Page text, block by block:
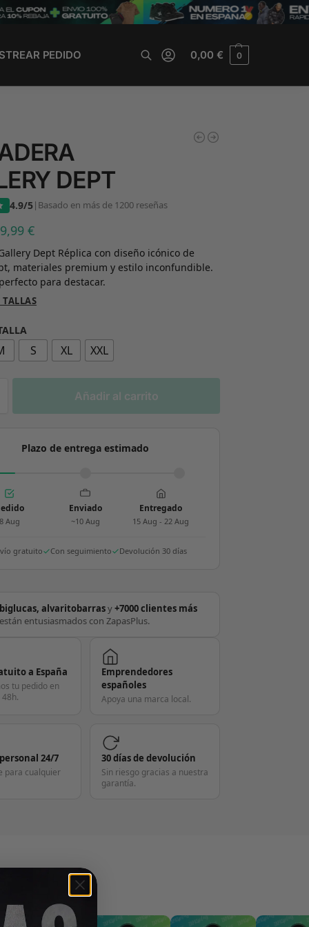
PEDIDO 0,00€ 0
DEPT
4.9/5| Basado en más de 1200 reseñas
€
Dept Réplica con diseño icónico de
materiales premium y estilo inconfundible.
para destacar.
S XL XXL
Añadir al carrito
Plazo de entrega estimado
Aug
Enviado
~10 Aug
Entregado
15 Aug - 22 Aug
gratuito Con seguimiento Devolución 30 días
biglucas, alvaritobarrasy+7000 clientes más
están entusiasmados con ZapasPlus.
a España
tu pedido en
Emprendedores
españoles
Apoya una marca local.
24/7
para cualquier
30 días de devolución
Sin riesgo gracias a nuestra
garantía.